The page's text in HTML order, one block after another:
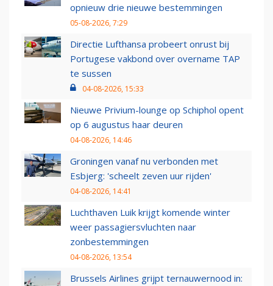
opnieuw drie nieuwe bestemmingen
05-08-2026, 7:29
Directie Lufthansa probeert onrust bij
Portugese vakbond over overname TAP
te sussen
04-08-2026, 15:33
Nieuwe Privium-lounge op Schiphol opent
op 6 augustus haar deuren
04-08-2026, 14:46
Groningen vanaf nu verbonden met
Esbjerg: 'scheelt zeven uur rijden'
04-08-2026, 14:41
Luchthaven Luik krijgt komende winter
weer passagiersvluchten naar
zonbestemmingen
04-08-2026, 13:54
Brussels Airlines grijpt ternauwernood in: